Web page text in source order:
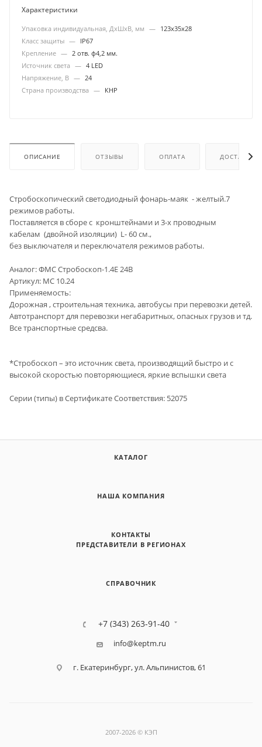
Характеристики
Упаковка индивидуальная, ДхШхВ, мм — 123х35х28
Класс защиты — IP67
Крепление — 2 отв. ф4,2 мм.
Источник света — 4 LED
Напряжение, В — 24
Страна производства — КНР
ОПИСАНИЕ ОТЗЫВЫ ОПЛАТА ДОСТАВКА
Стробоскопический светодиодный фонарь-маяк - желтый.7
режимов работы.
Поставляется в сборе с кронштейнами и 3-х проводным
кабелам (двойной изоляции) L- 60 см.,
без выключателя и переключателя режимов работы.
Аналог: ФМС Стробоскоп-1.4Е 24В
Артикул: МС 10.24
Применяемость:
Дорожная , строительная техника, автобусы при перевозки детей.
Автотранспорт для перевозки негабаритных, опасных грузов и тд.
Все транспортные средсва.
*Стробоскоп – это источник света, производящий быстро и с
высокой скоростью повторяющиеся, яркие вспышки света
Серии (типы) в Сертификате Cоответствия: 52075
КАТАЛОГ
НАША КОМПАНИЯ
КОНТАКТЫ
ПРЕДСТАВИТЕЛИ В РЕГИОНАХ
СПРАВОЧНИК
+7 (343) 263-91-40
info@keptm.ru
г. Екатеринбург, ул. Альпинистов, 61
2007-2026 © КЭП